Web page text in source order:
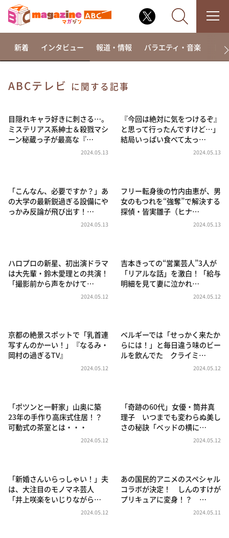
相席食堂
これ余談なんですけど・・・
～人生密着トークバラエティ！～ やすとものいたっ
news おかえり
河合＆A.B.C-Z塚田×福井アナ「なんでやねん！？」
（news おかえり）
朝だ！生です旅サラダ
教えて！ニュースライブ 正義のミカタ
ポツンと一軒家
ザキ山小屋本館
新着 インタビュー 報道・情報 バラエティ・音楽 ド
ABCテレビ に関する記事
目隠れキャラ好きに刺さる…。
ミステリアス系紳士＆殺戮マシ
ーン秘蔵っ子が最高な『…
2024.05.13
『今回は絶対に気をつけるぞ』
と思って行ったんですけど…」
結局いっぱい食べて太っ…
2024.05.13
「こんなん、必要ですか？」あ
の大学の最新鋭過ぎる設備にや
っかみ反論が飛び出す！…
2024.05.13
フリー転身後の竹内由恵が、男
女のもつれを“強奪”で解決する
探偵・皆実雛子（ヒナ…
2024.05.13
ハロプロの新星、初出演ドラマ
は大先輩・鈴木愛理との共演！
「撮影前から声をかけて…
2024.05.12
吉本きっての“営業芸人”3人が
「リアルな話」を激白！「給与
明細を見て妻に泣かれ…
2024.05.12
京都の絶景スポットで「乳首連
写すんのかーい！」『なるみ・
岡村の過ぎるTV』
2024.05.12
ベルギーでは「せっかく来たか
らには！」と毎日違う味のビー
ルを飲んでた クライミ…
2024.05.12
「ポツンと一軒家」山奥に築
23年の手作り高床式住居！？
可動式の茶室とは・・・
2024.05.12
「奇跡の60代」女優・筒井真
理子 いつまでも変わらぬ美し
さの秘訣「ベッドの横に…
2024.05.12
「新婚さんいらっしゃい！」夫
は、大注目のモノマネ芸人
「井上咲楽をいじりながら…
2024.05.12
あの国民的アニメのスペシャル
コラボが決定！ しんのすけが
プリキュアに変身！？ …
2024.05.11